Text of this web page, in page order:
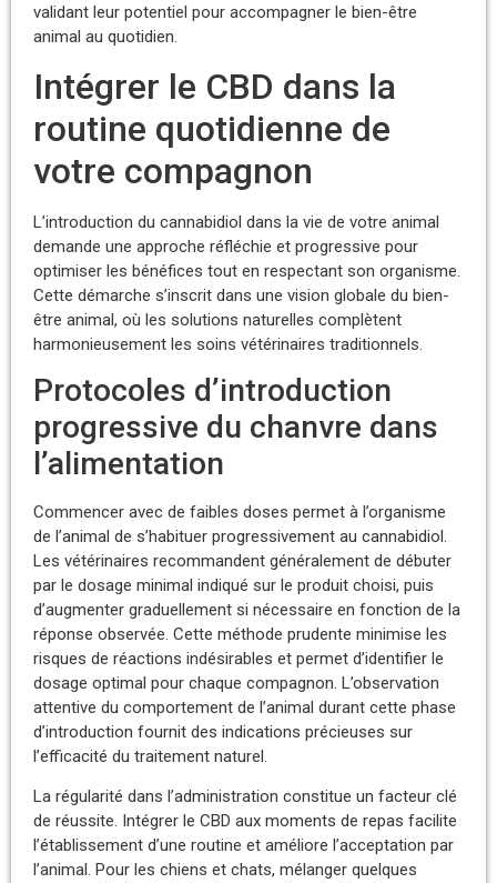
validant leur potentiel pour accompagner le bien-être
animal au quotidien.
Intégrer le CBD dans la
routine quotidienne de
votre compagnon
L’introduction du cannabidiol dans la vie de votre animal
demande une approche réfléchie et progressive pour
optimiser les bénéfices tout en respectant son organisme.
Cette démarche s’inscrit dans une vision globale du bien-
être animal, où les solutions naturelles complètent
harmonieusement les soins vétérinaires traditionnels.
Protocoles d’introduction
progressive du chanvre dans
l’alimentation
Commencer avec de faibles doses permet à l’organisme
de l’animal de s’habituer progressivement au cannabidiol.
Les vétérinaires recommandent généralement de débuter
par le dosage minimal indiqué sur le produit choisi, puis
d’augmenter graduellement si nécessaire en fonction de la
réponse observée. Cette méthode prudente minimise les
risques de réactions indésirables et permet d’identifier le
dosage optimal pour chaque compagnon. L’observation
attentive du comportement de l’animal durant cette phase
d’introduction fournit des indications précieuses sur
l’efficacité du traitement naturel.
La régularité dans l’administration constitue un facteur clé
de réussite. Intégrer le CBD aux moments de repas facilite
l’établissement d’une routine et améliore l’acceptation par
l’animal. Pour les chiens et chats, mélanger quelques